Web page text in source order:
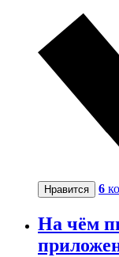
Нравится 6
На чём